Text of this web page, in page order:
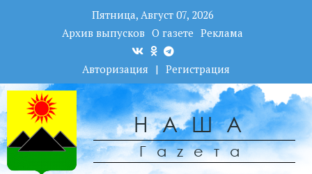
Пятница, Август 07, 2026
Архив выпусков О газете Реклама
Авторизация | Регистрация
НАША
Гаzета